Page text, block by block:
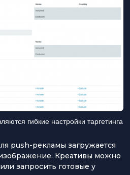
гибкие настройки таргетинга
push-рекламы загружается
Креативы можно
запросить готовые у